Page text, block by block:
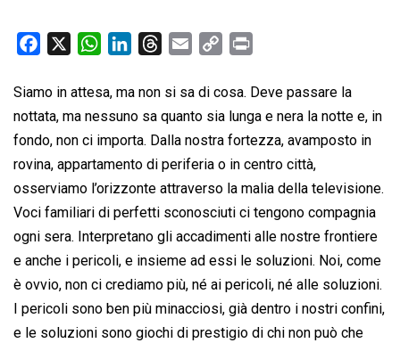
c
e
b
o
o
k
W
a
t
s
A
p
p
n
k
e
d
I
n
r
e
a
d
s
a
i
l
p
y
L
i
n
k
i
n
t
Siamo in attesa, ma non si sa di cosa. Deve passare la
nottata, ma nessuno sa quanto sia lunga e nera la notte e, in
fondo, non ci importa. Dalla nostra fortezza, avamposto in
rovina, appartamento di periferia o in centro città,
osserviamo l’orizzonte attraverso la malia della televisione.
Voci familiari di perfetti sconosciuti ci tengono compagnia
ogni sera. Interpretano gli accadimenti alle nostre frontiere
e anche i pericoli, e insieme ad essi le soluzioni. Noi, come
è ovvio, non ci crediamo più, né ai pericoli, né alle soluzioni.
I pericoli sono ben più minacciosi, già dentro i nostri confini,
e le soluzioni sono giochi di prestigio di chi non può che